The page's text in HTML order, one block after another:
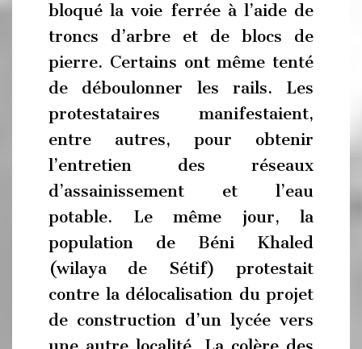
bloqué la voie ferrée à l’aide de
troncs d’arbre et de blocs de
pierre. Certains ont même tenté
de déboulonner les rails. Les
protestataires manifestaient,
entre autres, pour obtenir
l’entretien des réseaux
d’assainissement et l’eau
potable. Le même jour, la
population de Béni Khaled
(wilaya de Sétif) protestait
contre la délocalisation du projet
de construction d’un lycée vers